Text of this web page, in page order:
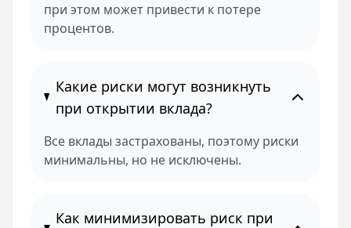
при этом может привести к потере
процентов.
Какие риски могут возникнуть
при открытии вклада?
Все вклады застрахованы, поэтому риски
минимальны, но не исключены.
Как минимизировать риск при